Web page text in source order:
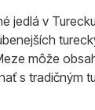
jedlá v
môže
s tradičným